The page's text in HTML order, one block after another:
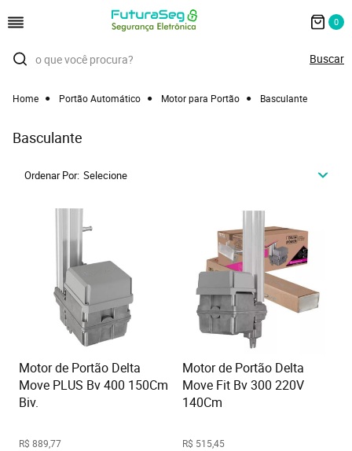
0
Basculante
Home Portão Automático Motor para Portão Basculante
Ordenar Por Selecione
Motor de Portão Delta
Move PLUS Bv 400 150Cm
Biv.
R$ 889,77
Motor de Portão Delta
Move Fit Bv 300 220V
140Cm
R$ 515,45